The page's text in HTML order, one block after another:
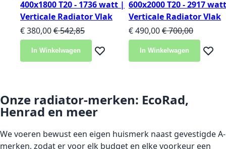
400x1800 T20 - 1736 watt |
Verticale Radiator Vlak
Speciale prijs
€ 380,00Normale prijs
€ 542,85
In Winkelwagen Voeg toe aan verlanglijst
600x2000 T20 - 2917
Verticale Radiator Vlak
Speciale prijs
€ 490,00Normale prijs
€ 700,00
In Winkelwagen Voeg
Onze radiator-merken: EcoRad,
Henrad en meer
We voeren bewust een eigen huismerk naast gevestigde A-
merken, zodat er voor elk budget en elke voorkeur een